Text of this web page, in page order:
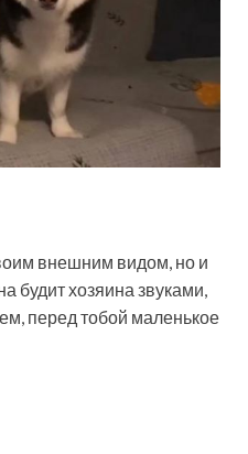
внешним видом, но и
будит хозяина звуками,
перед тобой маленькое